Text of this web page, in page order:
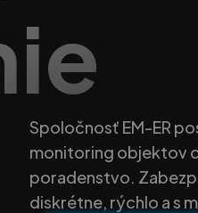
Spoločnosť EM-ER
monitoring objektov
poradenstvo.
diskrétne, rýchlo a s